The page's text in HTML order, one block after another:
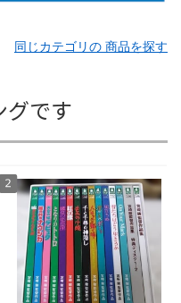
同じカテゴリの 商品を探す
グです